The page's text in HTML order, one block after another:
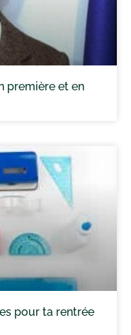
première et en
pour ta rentrée